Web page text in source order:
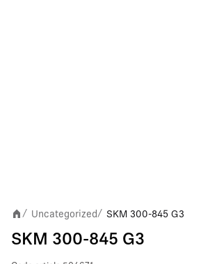
/ Uncategorized/ SKM 300-845 G3
SKM 300-845 G3